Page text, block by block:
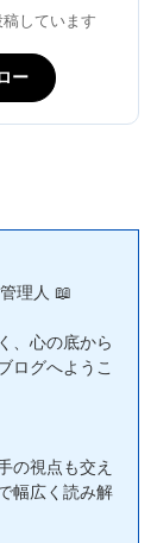
しています
ー
理人 📖
、心の底から
ログへようこ
の視点も交え
幅広く読み解